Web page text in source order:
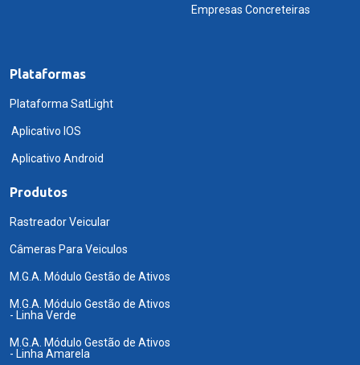
Empresas Concreteiras
Plataformas
Plataforma SatLight
Aplicativo IOS
Aplicativo Android
Produtos
Rastreador Veicular
Câmeras Para Veiculos
M.G.A. Módulo Gestão de Ativos
M.G.A. Módulo Gestão de Ativos
- Linha Verde
M.G.A. Módulo Gestão de Ativos
- Linha Amarela